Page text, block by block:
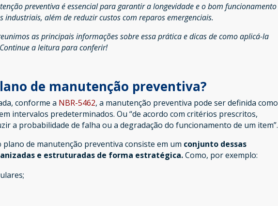
preventiva é essencial para garantir a longevidade e o bom funcionamento
industriais, além de reduzir custos com reparos emergenciais.
as principais informações sobre essa prática e dicas de como aplicá-la
a leitura para conferir!
de manutenção preventiva?
conforme a NBR-5462, a manutenção preventiva pode ser definida como
intervalos predeterminados. Ou “de acordo com critérios prescritos,
a probabilidade de falha ou a degradação do funcionamento de um item”.
plano de manutenção preventiva consiste em um conjunto dessas
e estruturadas de forma estratégica.Como, por exemplo: